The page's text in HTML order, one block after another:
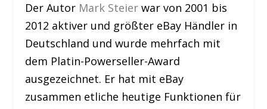
Der Autor Mark Steier war von 2001 bis
2012 aktiver und größter eBay Händler in
Deutschland und wurde mehrfach mit
dem Platin-Powerseller-Award
ausgezeichnet. Er hat mit eBay
zusammen etliche heutige Funktionen für